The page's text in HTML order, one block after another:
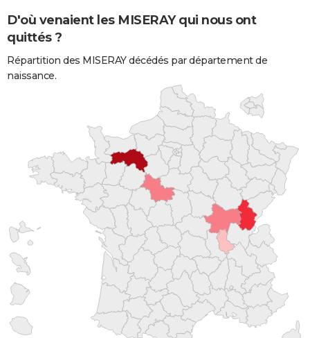
D'où venaient les MISERAY qui nous ont
quittés ?
Répartition des MISERAY décédés par département de
naissance.